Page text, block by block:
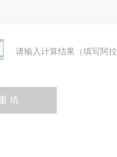
请输入计算结果（填写阿